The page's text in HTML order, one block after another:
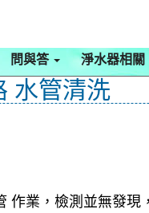
問與答 淨水器相關
水管清洗
業，檢測並無發